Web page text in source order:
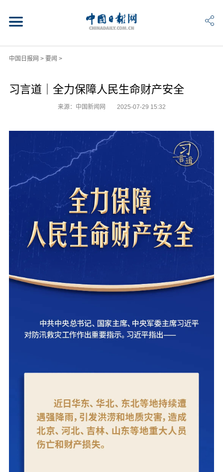
中国日报网 > 要闻 >
习言道｜全力保障人民生命财产安全
来源：中国新闻网 2025-07-29 15:32